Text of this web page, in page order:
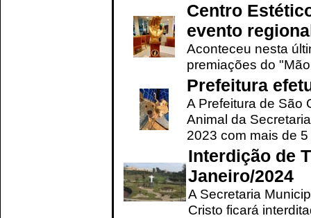
Centro
evento
Aconteceu nesta
premiações do
Prefeitura
A Prefeitura de São
Animal da
2023 com mais de 5
Interdição de
Janeiro/2024
A Secretaria
Cristo ficará